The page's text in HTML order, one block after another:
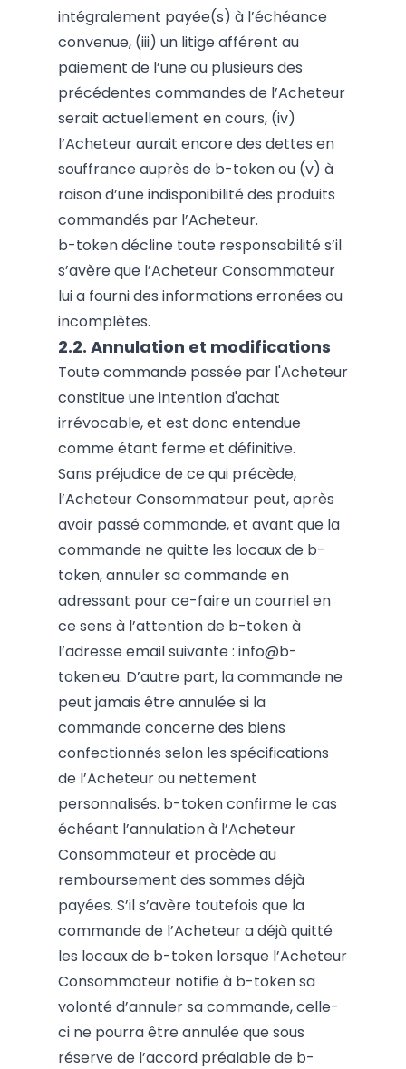
intégralement payée(s) à l’échéance
convenue, (iii) un litige afférent au
paiement de l’une ou plusieurs des
précédentes commandes de l’Acheteur
serait actuellement en cours, (iv)
l’Acheteur aurait encore des dettes en
souffrance auprès de b-token ou (v) à
raison d’une indisponibilité des produits
commandés par l’Acheteur.
b-token décline toute responsabilité s’il
s’avère que l’Acheteur Consommateur
lui a fourni des informations erronées ou
incomplètes.
2.2. Annulation et modifications
Toute commande passée par l'Acheteur
constitue une intention d'achat
irrévocable, et est donc entendue
comme étant ferme et définitive.
Sans préjudice de ce qui précède,
l’Acheteur Consommateur peut, après
avoir passé commande, et avant que la
commande ne quitte les locaux de b-
token, annuler sa commande en
adressant pour ce-faire un courriel en
ce sens à l’attention de b-token à
l’adresse email suivante : info@b-
token.eu. D’autre part, la commande ne
peut jamais être annulée si la
commande concerne des biens
confectionnés selon les spécifications
de l’Acheteur ou nettement
personnalisés. b-token confirme le cas
échéant l’annulation à l’Acheteur
Consommateur et procède au
remboursement des sommes déjà
payées. S’il s’avère toutefois que la
commande de l’Acheteur a déjà quitté
les locaux de b-token lorsque l’Acheteur
Consommateur notifie à b-token sa
volonté d’annuler sa commande, celle-
ci ne pourra être annulée que sous
réserve de l’accord préalable de b-